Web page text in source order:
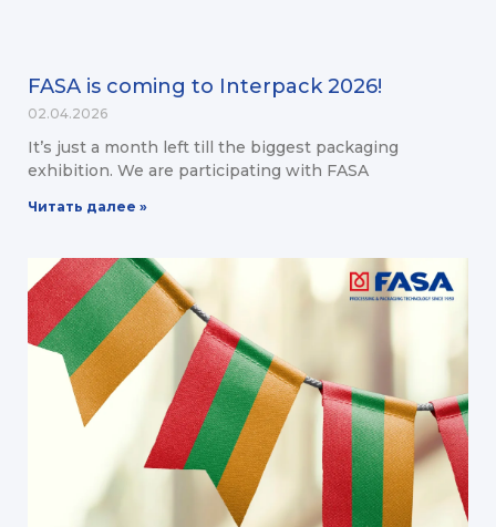
FASA is coming to Interpack 2026!
02.04.2026
It’s just a month left till the biggest packaging
exhibition. We are participating with FASA
Читать далее »